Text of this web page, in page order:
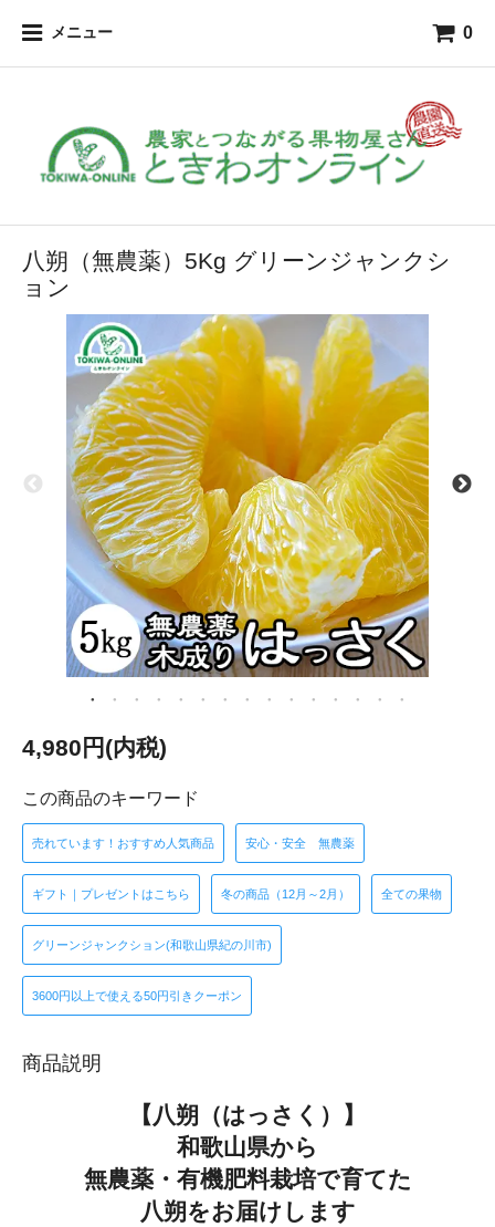
メニュー 0
八朔（無農薬）5Kg グリーンジャンクシ
ョン
4,980円(内税)
この商品のキーワード
売れています！おすすめ人気商品 安心・安全 無農薬
ギフト｜プレゼントはこちら 冬の商品（12月～2月） 全ての果物
グリーンジャンクション(和歌山県紀の川市)
3600円以上で使える50円引きクーポン
商品説明
【八朔（はっさく）】
和歌山県から
無農薬・有機肥料栽培で育てた
八朔をお届けします